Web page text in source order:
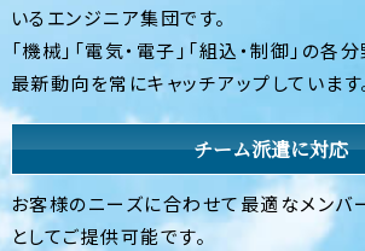
いるエンジニア集団です。
「機械」「電気・電子」「組込・制御」の各
最新動向を常にキャッチアップしています
チーム派遣に対応
お客様のニーズに合わせて最適なメンバ
としてご提供可能です。